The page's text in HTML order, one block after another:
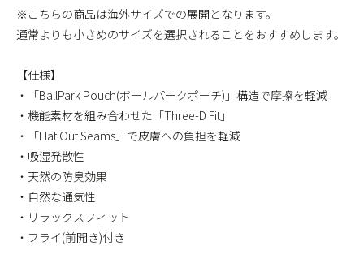
※こちらの商品は海外サイズでの展開となります。
通常よりも小さめのサイズを選択されることをおすすめします。
【仕様】
・「BallPark Pouch(ボールパークポーチ)」構造で摩擦を軽減
・機能素材を組み合わせた「Three-D Fit」
・「Flat Out Seams」で皮膚への負担を軽減
・吸湿発散性
・天然の防臭効果
・自然な通気性
・リラックスフィット
・フライ(前開き)付き